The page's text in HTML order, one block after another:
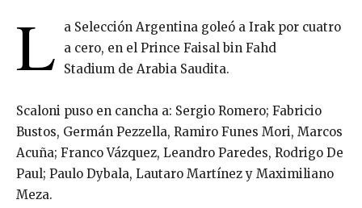
L
a Selección Argentina goleó a Irak por cuatro
a cero, en el Prince Faisal bin Fahd
Stadium de Arabia Saudita.
Scaloni puso en cancha a: Sergio Romero; Fabricio
Bustos, Germán Pezzella, Ramiro Funes Mori, Marcos
Acuña; Franco Vázquez, Leandro Paredes, Rodrigo De
Paul; Paulo Dybala, Lautaro Martínez y Maximiliano
Meza.